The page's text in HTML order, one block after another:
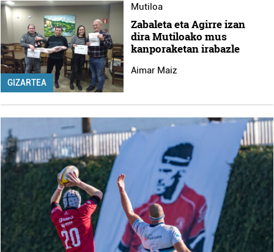
GIZARTEA
Mutiloa
Zabaleta eta Agirre izan
dira Mutiloako mus
kanporaketan irabazle
Aimar Maiz